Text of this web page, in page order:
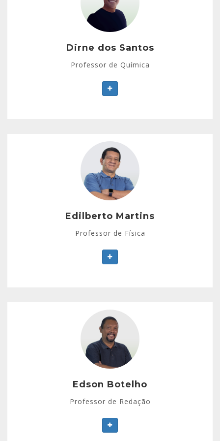
Dirne dos Santos
Professor de Química
Norte – UniNorte.
Professor de Química do Colégio La Salle
(atualmente).
Mais de dez anos de experiência em cursinhos pré-
vestibulares (Objetivo, Alfa, Padrão, Biosfera).
Edilberto Martins
Professor de Física
Edilberto Martins
Graduado em Física (UFAM).
Professor há mais de vinte anos em colégios e
cursos pré-vestibulares.
Edson Botelho
Professor de Redação
Edson Botelho
Formação em Letras (Língua Portuguesa).
Professor de Língua Portuguesa e Redação há mais
de 20 anos em cursinhos pré-vestibulares.
Tem experiência no ensino de produção de textos